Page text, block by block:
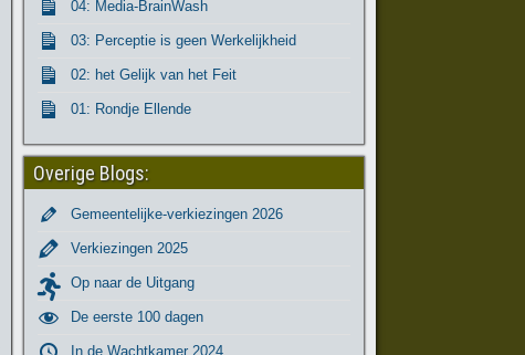
04: Media-BrainWash
03: Perceptie is geen Werkelijkheid
02: het Gelijk van het Feit
01: Rondje Ellende
Overige Blogs:
Gemeentelijke-verkiezingen 2026
Verkiezingen 2025
Op naar de Uitgang
De eerste 100 dagen
In de Wachtkamer 2024